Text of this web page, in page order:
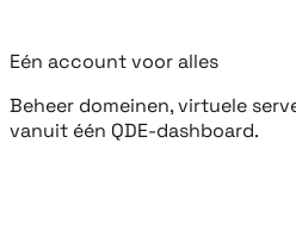
Eén account voor alles
Beheer domeinen, virtuele
vanuit één QDE-dashboard.